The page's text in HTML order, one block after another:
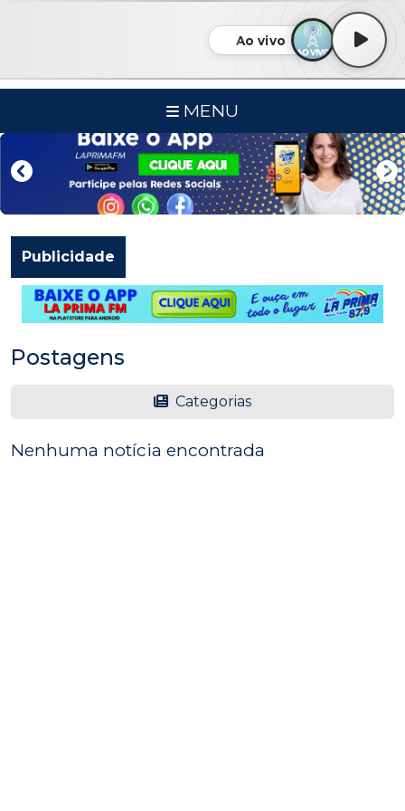
Ao vivo
MENU
Publicidade
Postagens
Categorias
Nenhuma notícia encontrada